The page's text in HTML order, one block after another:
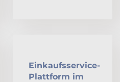
Einkaufsservice-
Plattform im